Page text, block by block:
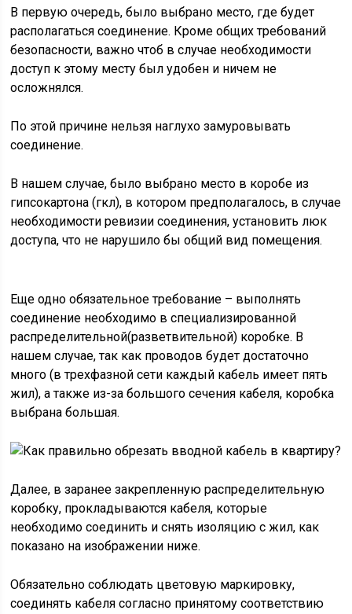
В первую очередь, было выбрано место, где будет
располагаться соединение. Кроме общих требований
безопасности, важно чтоб в случае необходимости
доступ к этому месту был удобен и ничем не
осложнялся.
По этой причине нельзя наглухо замуровывать
соединение.
В нашем случае, было выбрано место в коробе из
гипсокартона (гкл), в котором предполагалось, в случае
необходимости ревизии соединения, установить люк
доступа, что не нарушило бы общий вид помещения.
Еще одно обязательное требование – выполнять
соединение необходимо в специализированной
распределительной(разветвительной) коробке. В
нашем случае, так как проводов будет достаточно
много (в трехфазной сети каждый кабель имеет пять
жил), а также из-за большого сечения кабеля, коробка
выбрана большая.
Далее, в заранее закрепленную распределительную
коробку, прокладываются кабеля, которые
необходимо соединить и снять изоляцию с жил, как
показано на изображении ниже.
Обязательно соблюдать цветовую маркировку,
соединять кабеля согласно принятому соответствию